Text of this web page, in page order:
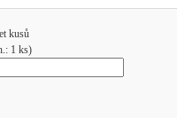
kusů
1 ks)